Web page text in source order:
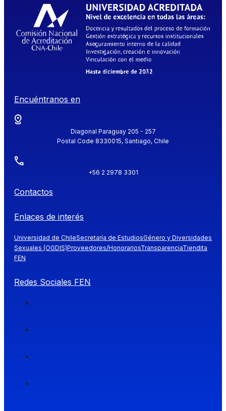
Encuéntranos en
Diagonal Paraguay 205 - 257
Postal Code 8330015, Santiago, Chile
+56 2 2978 3301
Contactos
Enlaces de interés
Universidad de ChileSecretaría de EstudiosGénero y Diversidades
Sexuales (OGDIS)Proveedores/HonorariosTransparenciaTiendita
FEN
Redes Sociales FEN